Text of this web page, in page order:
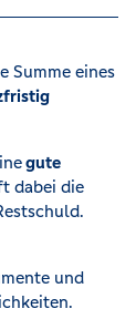
Summe eines
gute
dabei die
und